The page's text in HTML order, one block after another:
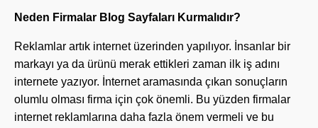
Neden Firmalar Blog Sayfaları Kurmalıdır?
Reklamlar artık internet üzerinden yapılıyor. İnsanlar bir
markayı ya da ürünü merak ettikleri zaman ilk iş adını
internete yazıyor. İnternet aramasında çıkan sonuçların
olumlu olması firma için çok önemli. Bu yüzden firmalar
internet reklamlarına daha fazla önem vermeli ve bu